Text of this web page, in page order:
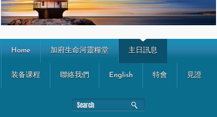
Home 加府生命河靈糧堂 主日訊息
装备课程 聯絡我們 English 特會 見證